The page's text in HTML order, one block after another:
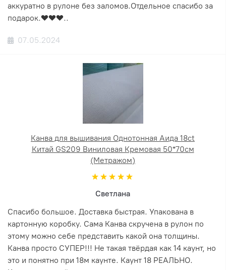
аккуратно в рулоне без заломов.Отдельное спасибо за
подарок.❤️❤️❤️..
07.05.2024
Канва для вышивания Однотонная Аида 18ct
Китай GS209 Виниловая Кремовая 50*70см
(Метражом)
Светлана
Спасибо большое. Доставка быстрая. Упакована в
картонную коробку. Сама Канва скручена в рулон по
этому можно себе представить какой она толщины.
Канва просто СУПЕР!!! Не такая твёрдая как 14 каунт, но
это и понятно при 18м каунте. Каунт 18 РЕАЛЬНО.